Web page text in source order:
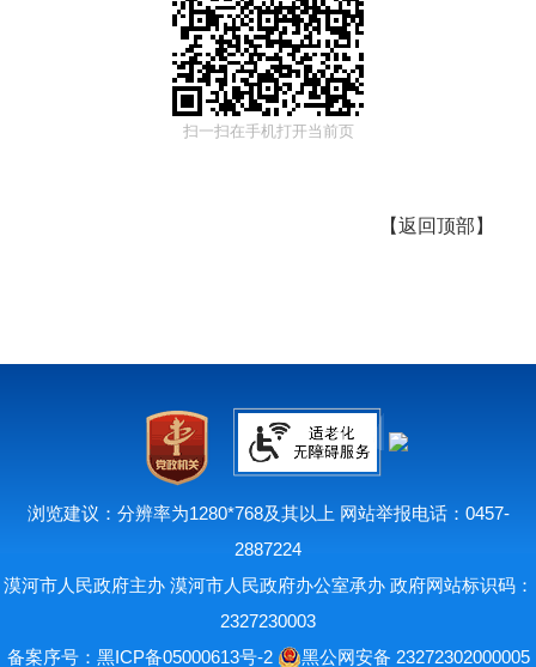
扫一扫在手机打开当前页
【返回顶部 】
浏览建议：分辨率为1280*768及其以上 网站举报电话：0457-
2887224
漠河市人民政府主办 漠河市人民政府办公室承办 政府网站标识码：
2327230003
备案序号： 黑ICP备05000613号-2 黑公网安备 23272302000005